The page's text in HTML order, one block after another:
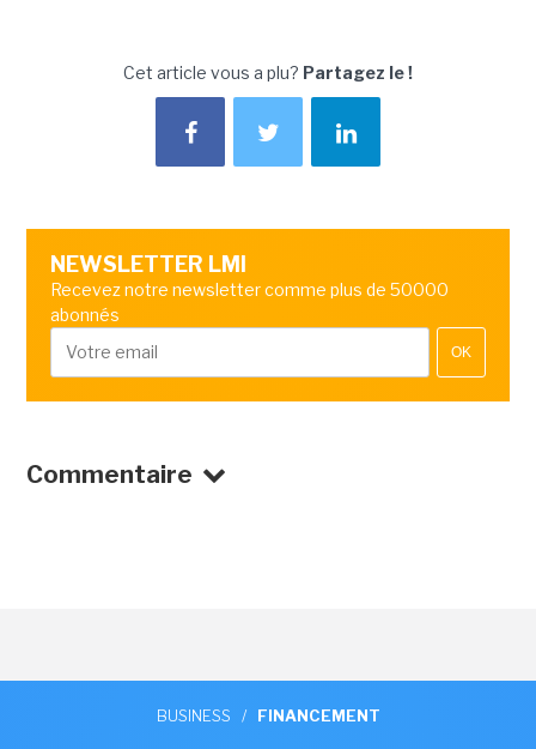
Cet article vous a plu? Partagez le !
NEWSLETTER LMI
Recevez notre newsletter comme plus de 50000
abonnés
OK
Commentaire
BUSINESS / FINANCEMENT